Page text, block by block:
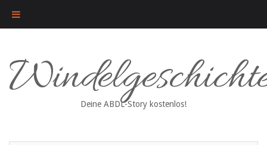
content
Deine ABDL-Story kostenlos!